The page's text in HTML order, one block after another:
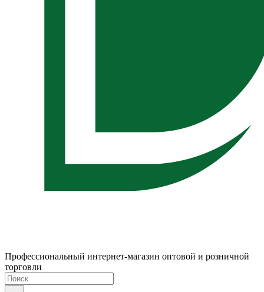
Профессиональный интернет-магазин оптовой и розничной
торговли